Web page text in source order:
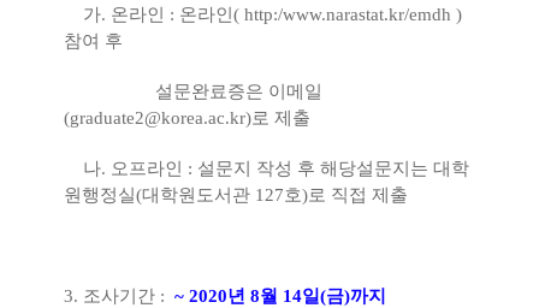
가. 온라인 : 온라인( http:/www.narastat.kr/emdh )
참여 후
설문완료증은 이메일
(graduate2@korea.ac.kr)로 제출
나. 오프라인 : 설문지 작성 후 해당설문지는 대학
원행정실(대학원도서관 127호)로 직접 제출
3. 조사기간 : ~ 2020년 8월 14일(금)까지